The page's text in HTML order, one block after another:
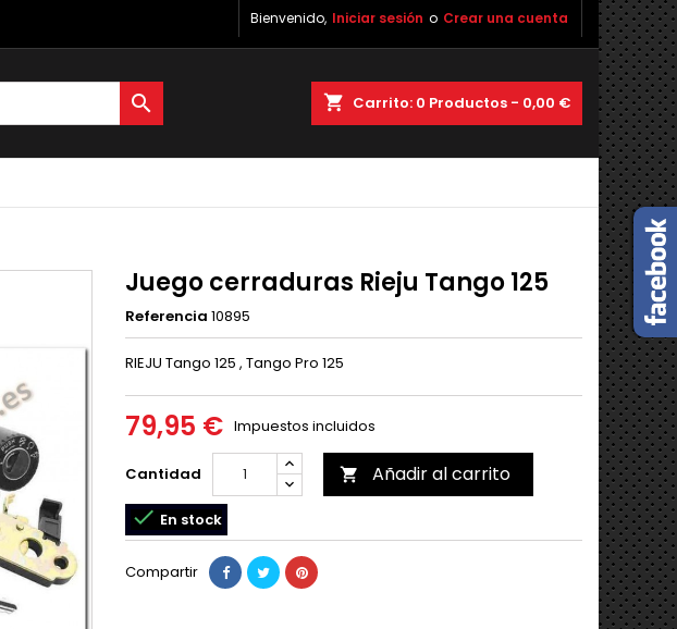
Bienvenido, Iniciar sesión o Crear una cuenta
shopping_cart Carrito: 0 Productos - 0,00 €

Juego cerraduras Rieju Tango 125
Referencia 10895
RIEJU Tango 125 , Tango Pro 125
79,95 € Impuestos incluidos
Cantidad  Añadir al carrito
 En stock
Compartir